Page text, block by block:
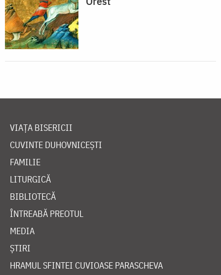
VIAȚA BISERICII
CUVINTE DUHOVNICEȘTI
FAMILIE
LITURGICĂ
BIBLIOTECĂ
ÎNTREABĂ PREOTUL
MEDIA
ȘTIRI
HRAMUL SFINTEI CUVIOASE PARASCHEVA